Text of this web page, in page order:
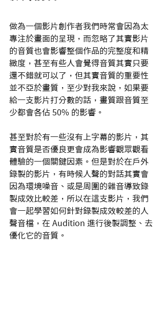
做為一個影片創作者我們時常會因為太
專注於畫面的呈現，而忽略了其實影片
的音質也會影響整個作品的完整度和精
緻度，甚至有些人會覺得音質其實只要
還不錯就可以了，但其實音質的重要性
並不亞於畫質，至少對我來說，如果要
給一支影片打分數的話，畫質跟音質至
少都會各佔 50% 的影響。
甚至對於有一些沒有上字幕的影片，其
實音質是否優良更會成為影響觀眾觀看
體驗的一個關鍵因素。但是對於在戶外
錄製的影片，有時候人聲的對話其實會
因為環境噪音、或是周圍的雜音導致錄
製成效比較差，所以在這支影片，我們
會一起學習如何針對錄製成效較差的人
聲音檔，在 Audition 進行後製調整、去
優化它的音質。